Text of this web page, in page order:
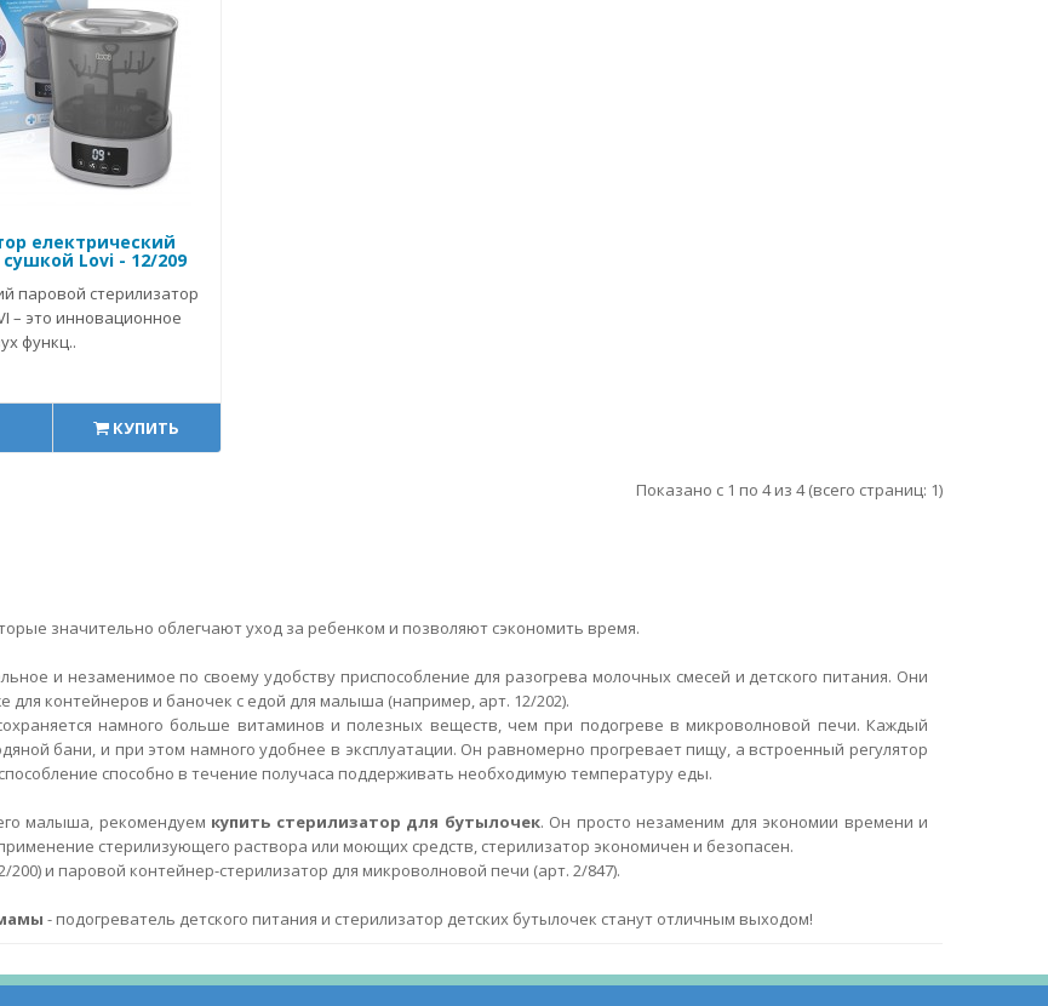
електрический
Lovi - 12/209
паровой стерилизатор
– это инновационное
функц..
КУПИТЬ
Показано с 1 по 4 из 4 (всего страниц: 1)
значительно облегчают уход за ребенком и позволяют сэкономить время.
и незаменимое по своему удобству приспособление для разогрева молочных смесей и детского питания. Они
контейнеров и баночек с едой для малыша (например, арт. 12/202).
намного больше витаминов и полезных веществ, чем при подогреве в микроволновой печи. Каждый
бани, и при этом намного удобнее в эксплуатации. Он равномерно прогревает пищу, а встроенный регулятор
способно в течение получаса поддерживать необходимую температуру еды.
малыша, рекомендуем купить стерилизатор для бутылочек. Он просто незаменим для экономии времени и
стерилизующего раствора или моющих средств, стерилизатор экономичен и безопасен.
и паровой контейнер-стерилизатор для микроволновой печи (арт. 2/847).
- подогреватель детского питания и стерилизатор детских бутылочек станут отличным выходом!